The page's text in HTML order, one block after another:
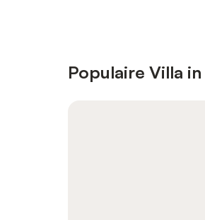
Populaire Villa